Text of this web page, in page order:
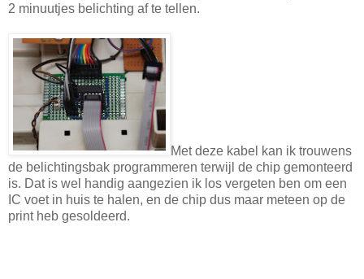
2 minuutjes belichting af te tellen.
Met deze kabel kan ik trouwens
de belichtingsbak programmeren terwijl de chip gemonteerd
is. Dat is wel handig aangezien ik los vergeten ben om een
IC voet in huis te halen, en de chip dus maar meteen op de
print heb gesoldeerd.